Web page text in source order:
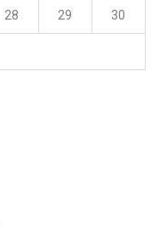
28 29 30